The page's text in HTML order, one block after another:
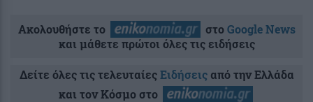
Ακολουθήστε το στοGoogle News
και μάθετε πρώτοι όλες τις ειδήσεις
Δείτε όλες τις τελευταίεςΕιδήσειςαπό την Ελλάδα
και τον Κόσμο στο